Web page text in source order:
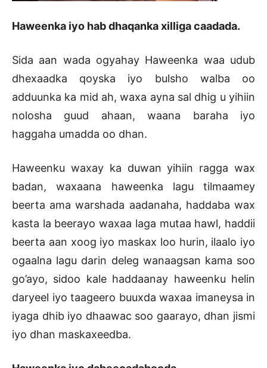
Haweenka iyo hab dhaqanka xilliga caadada.
Sida aan wada ogyahay Haweenka waa udub
dhexaadka qoyska iyo bulsho walba oo
adduunka ka mid ah, waxa ayna sal dhig u yihiin
nolosha guud ahaan, waana baraha iyo
haggaha umadda oo dhan.
Haweenku waxay ka duwan yihiin ragga wax
badan, waxaana haweenka lagu tilmaamey
beerta ama warshada aadanaha, haddaba wax
kasta la beerayo waxaa laga mutaa hawl, haddii
beerta aan xoog iyo maskax loo hurin, ilaalo iyo
ogaalna lagu darin deleg wanaagsan kama soo
go’ayo, sidoo kale haddaanay haweenku helin
daryeel iyo taageero buuxda waxaa imaneysa in
iyaga dhib iyo dhaawac soo gaarayo, dhan jismi
iyo dhan maskaxeedba.